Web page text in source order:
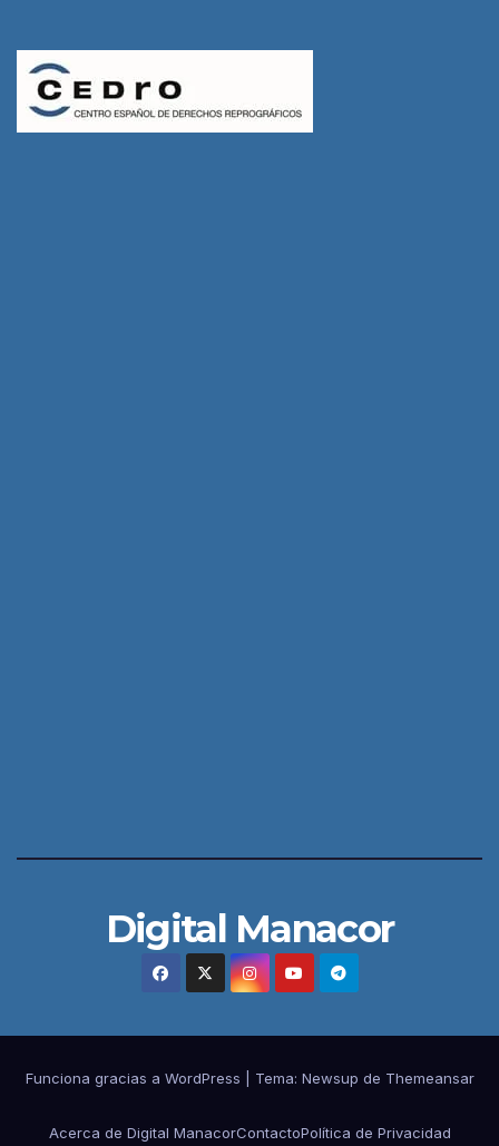
Digital Manacor
Funciona gracias a WordPress Tema: Newsup de Themeansar
Acerca de Digital ManacorContactoPolítica de Privacidad